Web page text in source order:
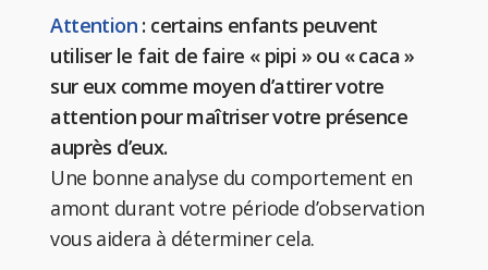
Attention: certains enfants peuvent
utiliser le fait de faire « pipi » ou « caca »
sur eux comme moyen d’attirer votre
attention pour maîtriser votre présence
auprès d’eux.
Une bonne analyse du comportement en
amont durant votre période d’observation
vous aidera à déterminer cela.